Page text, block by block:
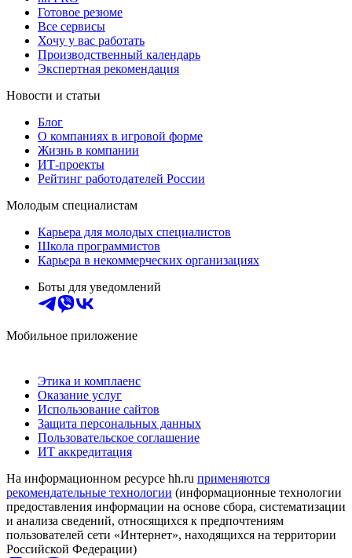
Готовое резюме
Все сервисы
Хочу у вас работать
Производственный календарь
Экспертная рекомендация
Новости и статьи
Блог
О компаниях в игровой форме
Жизнь в компании
ИТ-проекты
Рейтинг работодателей России
Молодым специалистам
Карьера для молодых специалистов
Школа программистов
Карьера в некоммерческих организациях
Боты для уведомлений
Мобильное приложение
Этика и комплаенс
Оказание услуг
Использование сайтов
Защита персональных данных
Пользовательское соглашение
ИТ аккредитация
На информационном ресурсе hh.ru применяются
рекомендательные технологии (информационные технологии
предоставления информации на основе сбора, систематизации
и анализа сведений, относящихся к предпочтениям
пользователей сети «Интернет», находящихся на территории
Российской Федерации)